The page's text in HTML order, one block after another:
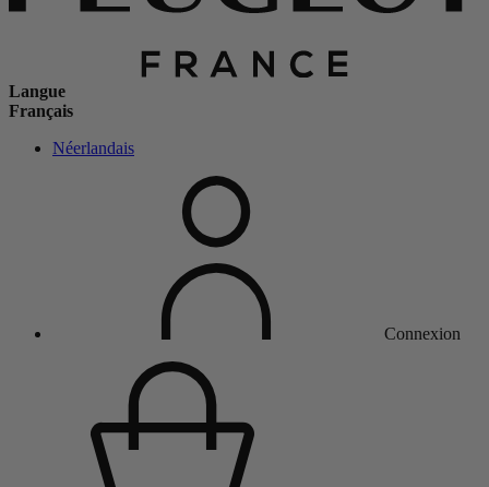
Langue
Français
Néerlandais
Connexion